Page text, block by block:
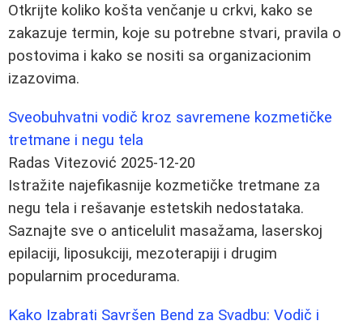
Otkrijte koliko košta venčanje u crkvi, kako se
zakazuje termin, koje su potrebne stvari, pravila o
postovima i kako se nositi sa organizacionim
izazovima.
Sveobuhvatni vodič kroz savremene kozmetičke
tretmane i negu tela
Radas Vitezović 2025-12-20
Istražite najefikasnije kozmetičke tretmane za
negu tela i rešavanje estetskih nedostataka.
Saznajte sve o anticelulit masažama, laserskoj
epilaciji, liposukciji, mezoterapiji i drugim
popularnim procedurama.
Kako Izabrati Savršen Bend za Svadbu: Vodič i